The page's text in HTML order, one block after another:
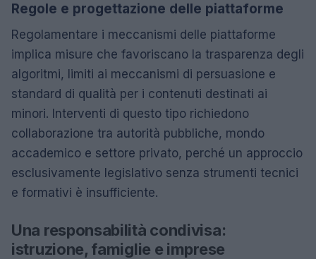
Regole e progettazione delle piattaforme
Regolamentare i meccanismi delle piattaforme
implica misure che favoriscano la trasparenza degli
algoritmi, limiti ai meccanismi di persuasione e
standard di qualità per i contenuti destinati ai
minori. Interventi di questo tipo richiedono
collaborazione tra autorità pubbliche, mondo
accademico e settore privato, perché un approccio
esclusivamente legislativo senza strumenti tecnici
e formativi è insufficiente.
Una responsabilità condivisa:
istruzione, famiglie e imprese